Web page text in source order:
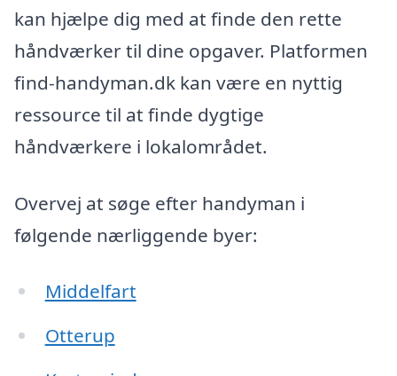
kan hjælpe dig med at finde den rette
håndværker til dine opgaver. Platformen
find-handyman.dk kan være en nyttig
ressource til at finde dygtige
håndværkere i lokalområdet.
Overvej at søge efter handyman i
følgende nærliggende byer:
Middelfart
Otterup